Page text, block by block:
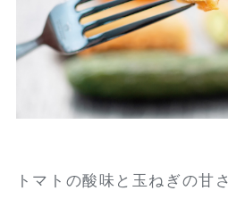
トマトの酸味と玉ねぎの甘